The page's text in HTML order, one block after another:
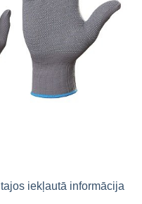
iekļautā informācija